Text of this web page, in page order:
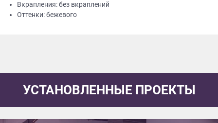
Вкрапления: без вкраплений
Оттенки: бежевого
УСТАНОВЛЕННЫЕ ПРОЕКТЫ